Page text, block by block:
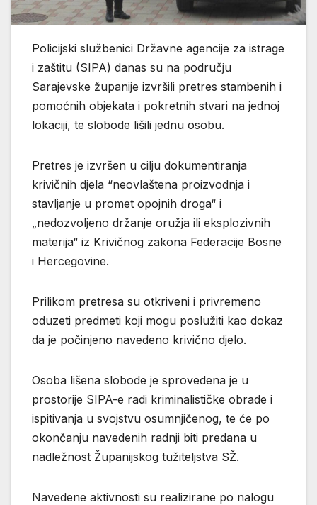
Policijski službenici Državne agencije za istrage
i zaštitu (SIPA) danas su na području
Sarajevske županije izvršili pretres stambenih i
pomoćnih objekata i pokretnih stvari na jednoj
lokaciji, te slobode lišili jednu osobu.
Pretres je izvršen u cilju dokumentiranja
krivičnih djela “neovlaštena proizvodnja i
stavljanje u promet opojnih droga“ i
„nedozvoljeno držanje oružja ili eksplozivnih
materija“ iz Krivičnog zakona Federacije Bosne
i Hercegovine.
Prilikom pretresa su otkriveni i privremeno
oduzeti predmeti koji mogu poslužiti kao dokaz
da je počinjeno navedeno krivično djelo.
Osoba lišena slobode je sprovedena je u
prostorije SIPA-e radi kriminalističke obrade i
ispitivanja u svojstvu osumnjičenog, te će po
okončanju navedenih radnji biti predana u
nadležnost Županijskog tužiteljstva SŽ.
Navedene aktivnosti su realizirane po nalogu